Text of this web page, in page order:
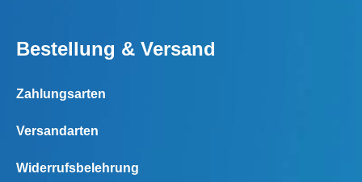
Bestellung & Versand
Zahlungsarten
Versandarten
Widerrufsbelehrung